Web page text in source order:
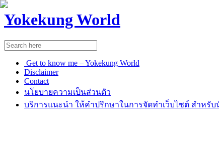
Yokekung World
Get to know me – Yokekung World
Disclaimer
Contact
นโยบายความเป็นส่วนตัว
บริการแนะนำ ให้คำปรึกษาในการจัดทำเว็บไซต์ สำหรับ